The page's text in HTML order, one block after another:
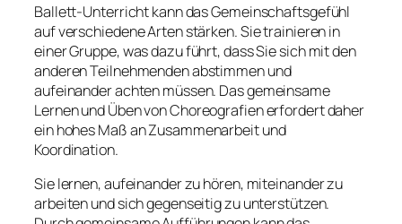
Ballett-Unterricht kann das Gemeinschaftsgefühl
auf verschiedene Arten stärken. Sie trainieren in
einer Gruppe, was dazu führt, dass Sie sich mit den
anderen Teilnehmenden abstimmen und
aufeinander achten müssen. Das gemeinsame
Lernen und Üben von Choreografien erfordert daher
ein hohes Maß an Zusammenarbeit und
Koordination.
Sie lernen, aufeinander zu hören, miteinander zu
arbeiten und sich gegenseitig zu unterstützen.